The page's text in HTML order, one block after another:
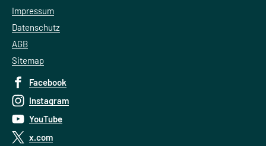
Impressum
Datenschutz
AGB
Sitemap
Facebook
Instagram
YouTube
x.com